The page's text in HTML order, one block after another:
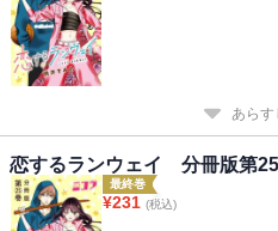
あらす
恋するランウェイ 分冊版第25
最終巻
¥231 (税込)